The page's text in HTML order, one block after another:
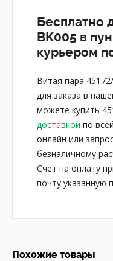
Бесплатно
BK005 в
курьером
Витая пара
для заказа в
можете купить
доставкой по
онлайн или
безналичному
Счет на оплату
почту указанную
Похожие товары